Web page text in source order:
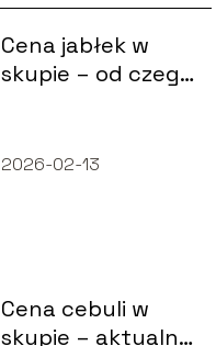
Cena jabłek w
skupie – od czego
rynek?
2026-02-13
Cena cebuli w
skupie – aktualne